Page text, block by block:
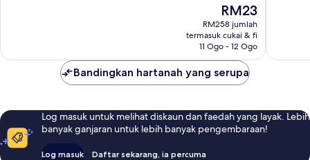
Harga
ialah
RM23
RM23
RM258 jumlah
termasuk cukai & fi
11 Ogo - 12 Ogo
Bandingkan hartanah yang serupa
Log masuk untuk melihat diskaun dan faedah yang layak. Lebih
banyak ganjaran untuk lebih banyak pengembaraan!
Log masuk Daftar sekarang, ia percuma